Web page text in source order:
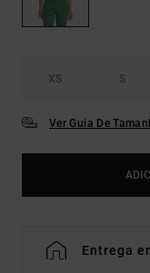
XS S
Ver Guia De
Entrega